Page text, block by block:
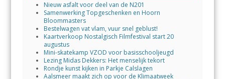
Nieuw asfalt voor deel van de N201
Samenwerking Topgeschenken en Hoorn
Bloommasters
Bestelwagen vat vlam, vuur snel geblust!
Kaartverkoop Nostalgisch Filmfestival start 20
augustus
Mini-skatekamp VZOD voor basisschooljeugd
Lezing Midas Dekkers: Het menselijk tekort
Rondje kunst kijken in Parkje Calslagen
Aalsmeer maakt zich op voor de Klimaatweek